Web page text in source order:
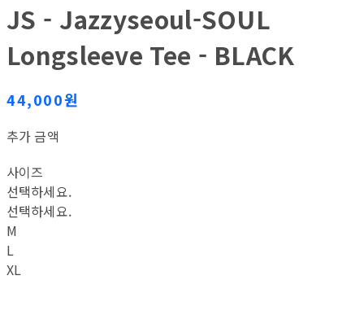
JS - Jazzyseoul-SOUL
Longsleeve Tee - BLACK
44,000원
추가 금액
사이즈
선택하세요.
선택하세요.
M
L
XL